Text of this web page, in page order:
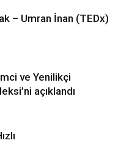
– Umran İnan (TEDx)
ve Yenilikçi
açıklandı